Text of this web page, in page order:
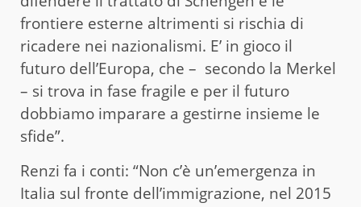
frontiere esterne altrimenti si rischia di
ricadere nei nazionalismi. E’ in gioco il
futuro dell’Europa, che – secondo la Merkel
– si trova in fase fragile e per il futuro
dobbiamo imparare a gestirne insieme le
sfide”.
Renzi fa i conti: “Non c’è un’emergenza in
Italia sul fronte dell’immigrazione, nel 2015